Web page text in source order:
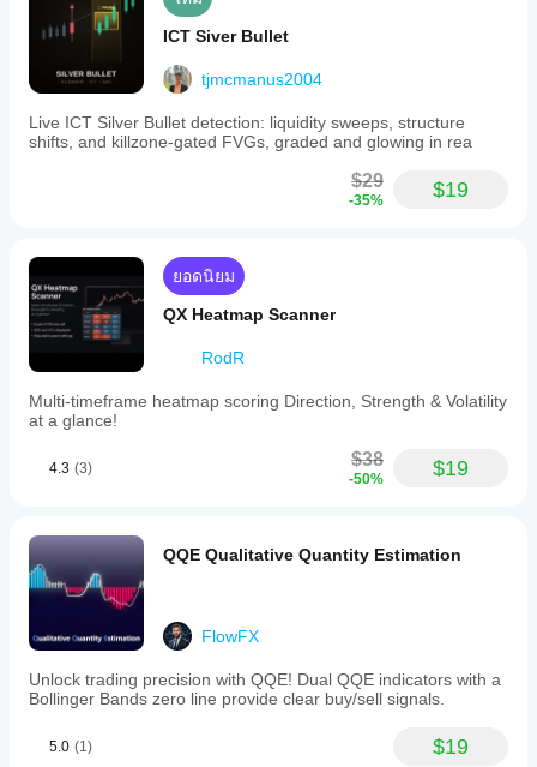
ICT Siver Bullet
tjmcmanus2004
Live ICT Silver Bullet detection: liquidity sweeps, structure
shifts, and killzone-gated FVGs, graded and glowing in rea
$29
-35% $19
ยอดนิยม
QX Heatmap Scanner
RodR
Multi-timeframe heatmap scoring Direction, Strength & Volatility
at a glance!
4.3 (3) $38
-50% $19
QQE Qualitative Quantity Estimation
FlowFX
Unlock trading precision with QQE! Dual QQE indicators with a
Bollinger Bands zero line provide clear buy/sell signals.
5.0 (1) $19